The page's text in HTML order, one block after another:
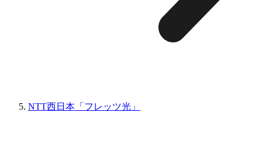
NTT西日本「フレッツ光」